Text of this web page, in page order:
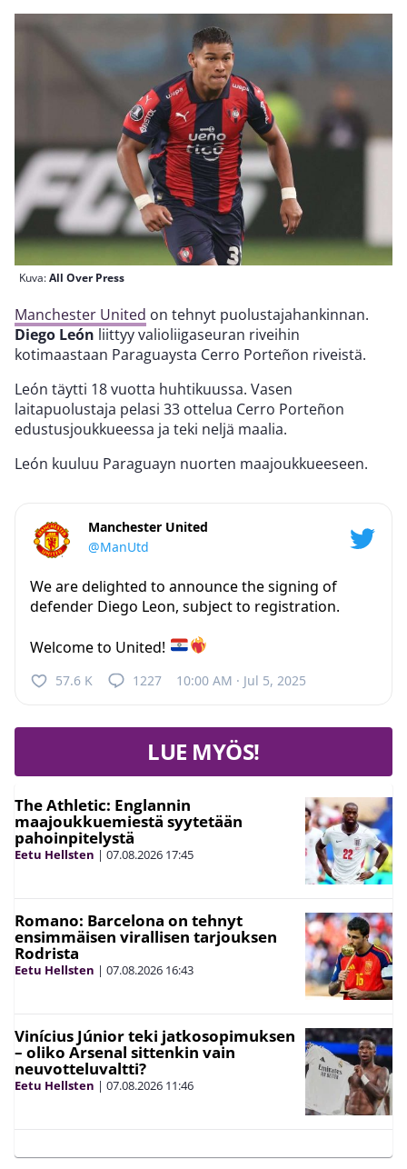
Kuva:All Over Press
Manchester United on tehnyt puolustajahankinnan.
Diego León liittyy valioliigaseuran riveihin
kotimaastaan Paraguaysta Cerro Porteñon riveistä.
León täytti 18 vuotta huhtikuussa. Vasen
laitapuolustaja pelasi 33 ottelua Cerro Porteñon
edustusjoukkueessa ja teki neljä maalia.
León kuuluu Paraguayn nuorten maajoukkueeseen.
Manchester United
@ManUtd
We are delighted to announce the signing of
defender Diego Leon, subject to registration.
Welcome to United!
57.6 K 1227 10:00 AM · Jul 5, 2025
LUE MYÖS!
The Athletic: Englannin
maajoukkuemiestä syytetään
pahoinpitelystä
Eetu Hellsten | 07.08.2026 17:45
Romano: Barcelona on tehnyt
ensimmäisen virallisen tarjouksen
Rodrista
Eetu Hellsten | 07.08.2026 16:43
Vinícius Júnior teki jatkosopimuksen
– oliko Arsenal sittenkin vain
neuvotteluvaltti?
Eetu Hellsten | 07.08.2026 11:46